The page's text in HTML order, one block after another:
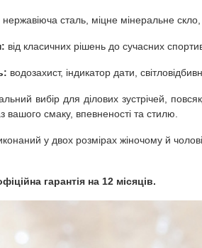
нержавіюча сталь, міцне мінеральне скло,
від класичних рішень до сучасних
водозахист, індикатор дати,
вибір для ділових зустрічей,
вашого смаку, впевненості та стилю.
у двох розмірах жіночому й
гарантія на 12 місяців.